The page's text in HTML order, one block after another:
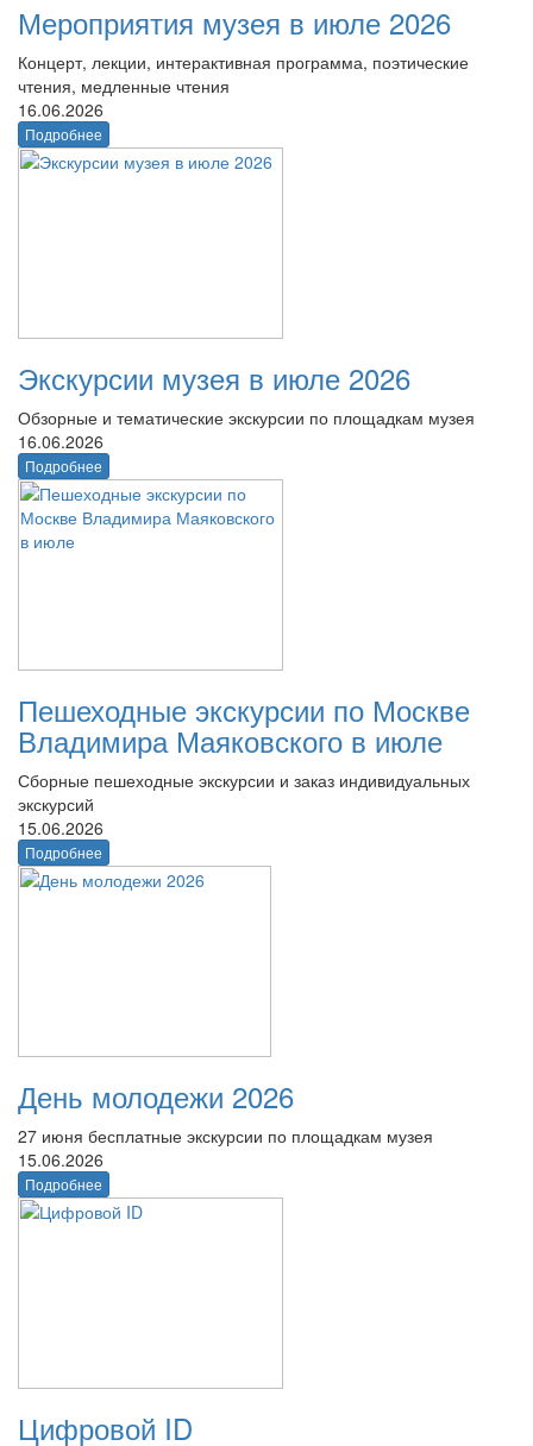
Мероприятия музея в июле 2026
Концерт, лекции, интерактивная программа, поэтические
чтения, медленные чтения
16.06.2026
Подробнее
Экскурсии музея в июле 2026
Обзорные и тематические экскурсии по площадкам музея
16.06.2026
Подробнее
Пешеходные экскурсии по Москве
Владимира Маяковского в июле
Сборные пешеходные экскурсии и заказ индивидуальных
экскурсий
15.06.2026
Подробнее
День молодежи 2026
27 июня бесплатные экскурсии по площадкам музея
15.06.2026
Подробнее
Цифровой ID